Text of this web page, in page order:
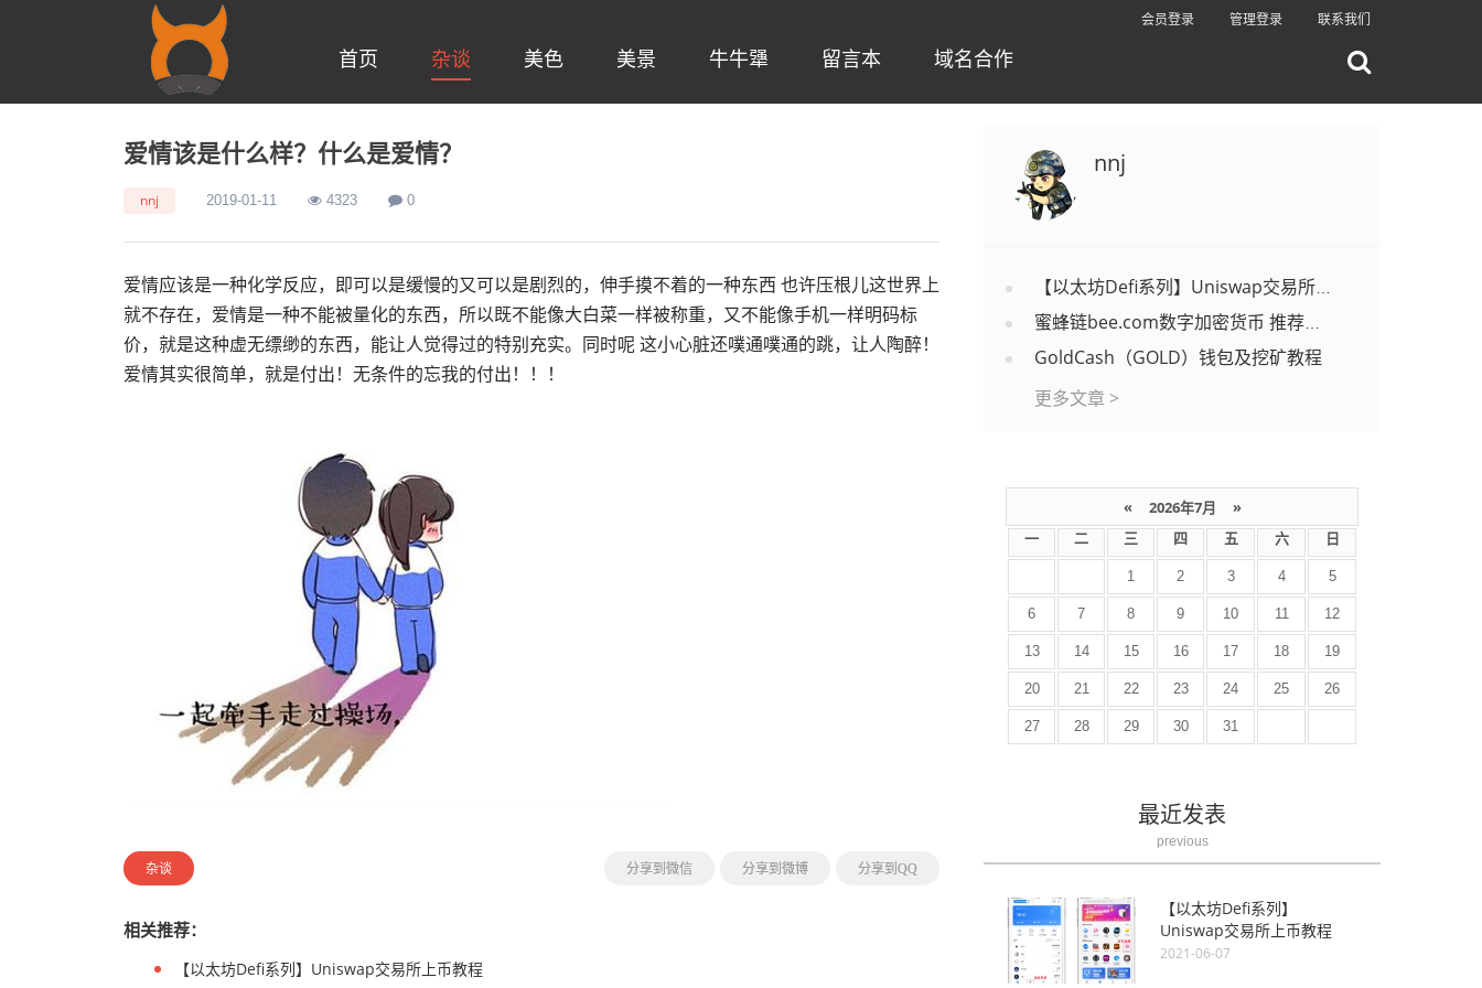
会员登录 管理登录 联系我们
首页 杂谈 美色 美景 牛牛犟 留言本 域名合作
爱情该是什么样？什么是爱情？
nnj 2019-01-11 4323 0
爱情应该是一种化学反应，即可以是缓慢的又可以是剧烈的，伸手摸不着的一种东西 也许压根儿这世界上
就不存在，爱情是一种不能被量化的东西，所以既不能像大白菜一样被称重，又不能像手机一样明码标
价，就是这种虚无缥缈的东西，能让人觉得过的特别充实。同时呢 这小心脏还噗通噗通的跳，让人陶醉！
爱情其实很简单，就是付出！无条件的忘我的付出！！！
杂谈 分享到微信 分享到微博 分享到QQ
相关推荐：
【以太坊Defi系列】Uniswap交易所上币教程
nnj
【以太坊Defi系列】Uniswap交易所上币教程
蜜蜂链bee.com数字加密货币 推荐码nongchang
GoldCash（GOLD）钱包及挖矿教程
更多文章 >
« 2026年7月 »
一 二 三 四 五 六 日
1 2 3 4 5
6 7 8 9 10 11 12
13 14 15 16 17 18 19
20 21 22 23 24 25 26
27 28 29 30 31
最近发表
previous
【以太坊Defi系列】
Uniswap交易所上币教程
2021-06-07